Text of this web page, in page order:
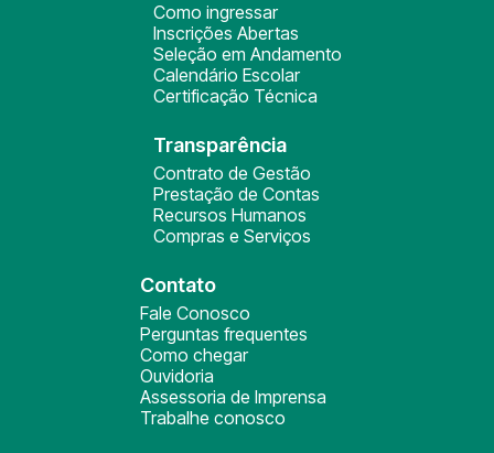
Como ingressar
Inscrições Abertas
Seleção em Andamento
Calendário Escolar
Certificação Técnica
Transparência
Contrato de Gestão
Prestação de Contas
Recursos Humanos
Compras e Serviços
Contato
Fale Conosco
Perguntas frequentes
Como chegar
Ouvidoria
Assessoria de Imprensa
Trabalhe conosco